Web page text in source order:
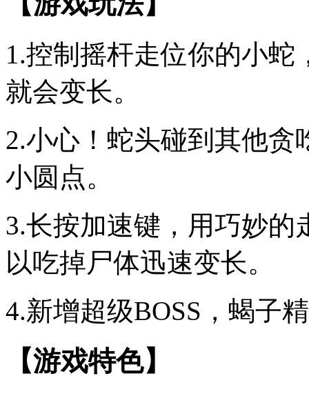
1.控制摇杆走位你的小
就会变长。
2.小心！蛇头碰到其他
小圆点。
3.长按加速键，用巧妙
以吃掉尸体迅速变长。
4.新增超级BOSS，蝎子
【游戏特色】